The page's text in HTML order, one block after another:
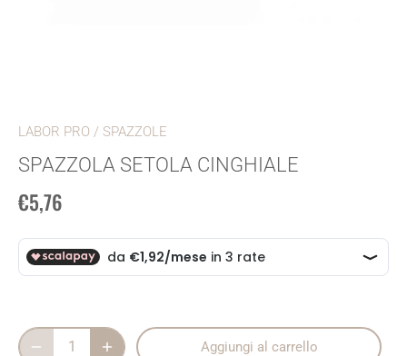
LABOR PRO / SPAZZOLE
SPAZZOLA SETOLA CINGHIALE
€5,76
Aggiungi al carrello